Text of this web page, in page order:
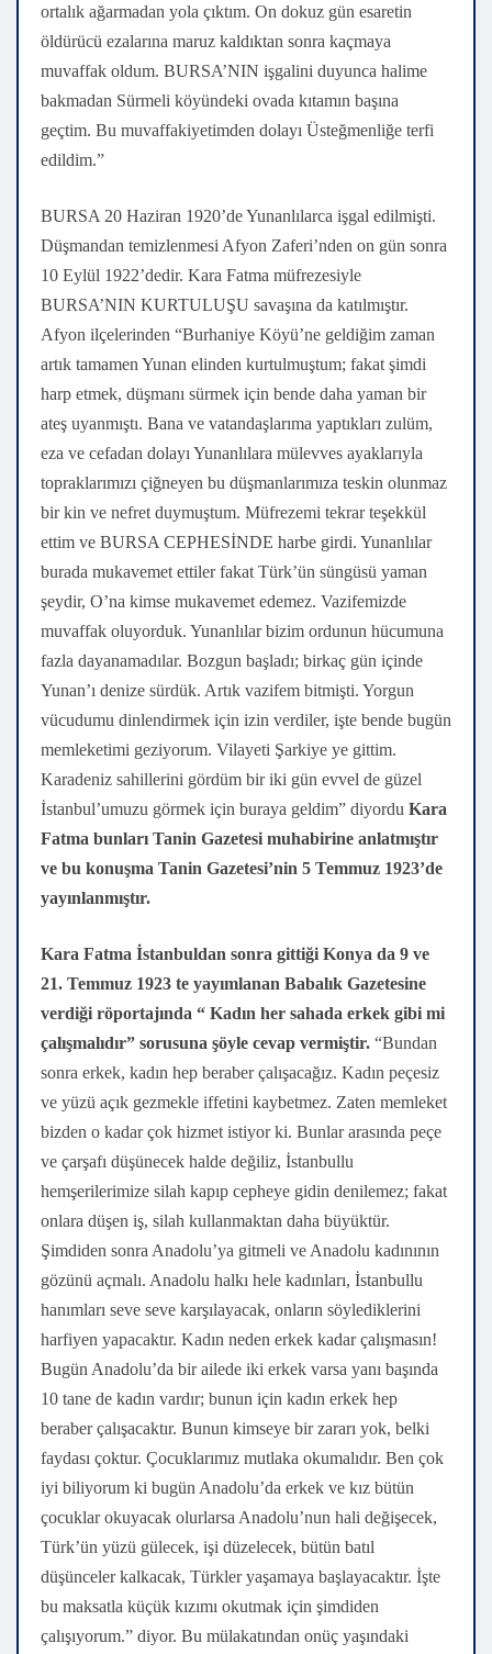
ortalık ağarmadan yola çıktım. On dokuz gün esaretin
öldürücü ezalarına maruz kaldıktan sonra kaçmaya
muvaffak oldum. BURSA’NIN işgalini duyunca halime
bakmadan Sürmeli köyündeki ovada kıtamın başına
geçtim. Bu muvaffakiyetimden dolayı Üsteğmenliğe terfi
edildim.”
BURSA 20 Haziran 1920’de Yunanlılarca işgal edilmişti.
Düşmandan temizlenmesi Afyon Zaferi’nden on gün sonra
10 Eylül 1922’dedir. Kara Fatma müfrezesiyle
BURSA’NIN KURTULUŞU savaşına da katılmıştır.
Afyon ilçelerinden “Burhaniye Köyü’ne geldiğim zaman
artık tamamen Yunan elinden kurtulmuştum; fakat şimdi
harp etmek, düşmanı sürmek için bende daha yaman bir
ateş uyanmıştı. Bana ve vatandaşlarıma yaptıkları zulüm,
eza ve cefadan dolayı Yunanlılara mülevves ayaklarıyla
topraklarımızı çiğneyen bu düşmanlarımıza teskin olunmaz
bir kin ve nefret duymuştum. Müfrezemi tekrar teşekkül
ettim ve BURSA CEPHESİNDE harbe girdi. Yunanlılar
burada mukavemet ettiler fakat Türk’ün süngüsü yaman
şeydir, O’na kimse mukavemet edemez. Vazifemizde
muvaffak oluyorduk. Yunanlılar bizim ordunun hücumuna
fazla dayanamadılar. Bozgun başladı; birkaç gün içinde
Yunan’ı denize sürdük. Artık vazifem bitmişti. Yorgun
vücudumu dinlendirmek için izin verdiler, işte bende bugün
memleketimi geziyorum. Vilayeti Şarkiye ye gittim.
Karadeniz sahillerini gördüm bir iki gün evvel de güzel
İstanbul’umuzu görmek için buraya geldim” diyordu Kara
Fatma bunları Tanin Gazetesi muhabirine anlatmıştır
ve bu konuşma Tanin Gazetesi’nin 5 Temmuz 1923’de
yayınlanmıştır.
Kara Fatma İstanbuldan sonra gittiği Konya da 9 ve
21. Temmuz 1923 te yayımlanan Babalık Gazetesine
verdiği röportajında “ Kadın her sahada erkek gibi mi
çalışmalıdır” sorusuna şöyle cevap vermiştir. “Bundan
sonra erkek, kadın hep beraber çalışacağız. Kadın peçesiz
ve yüzü açık gezmekle iffetini kaybetmez. Zaten memleket
bizden o kadar çok hizmet istiyor ki. Bunlar arasında peçe
ve çarşafı düşünecek halde değiliz, İstanbullu
hemşerilerimize silah kapıp cepheye gidin denilemez; fakat
onlara düşen iş, silah kullanmaktan daha büyüktür.
Şimdiden sonra Anadolu’ya gitmeli ve Anadolu kadınının
gözünü açmalı. Anadolu halkı hele kadınları, İstanbullu
hanımları seve seve karşılayacak, onların söylediklerini
harfiyen yapacaktır. Kadın neden erkek kadar çalışmasın!
Bugün Anadolu’da bir ailede iki erkek varsa yanı başında
10 tane de kadın vardır; bunun için kadın erkek hep
beraber çalışacaktır. Bunun kimseye bir zararı yok, belki
faydası çoktur. Çocuklarımız mutlaka okumalıdır. Ben çok
iyi biliyorum ki bugün Anadolu’da erkek ve kız bütün
çocuklar okuyacak olurlarsa Anadolu’nun hali değişecek,
Türk’ün yüzü gülecek, işi düzelecek, bütün batıl
düşünceler kalkacak, Türkler yaşamaya başlayacaktır. İşte
bu maksatla küçük kızımı okutmak için şimdiden
çalışıyorum.” diyor. Bu mülakatından onüç yaşındaki